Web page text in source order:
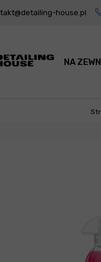
house.pl
NA